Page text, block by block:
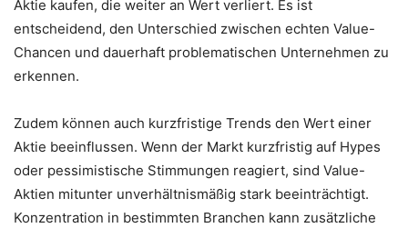
Aktie kaufen, die weiter an Wert verliert. Es ist
entscheidend, den Unterschied zwischen echten Value-
Chancen und dauerhaft problematischen Unternehmen zu
erkennen.
Zudem können auch kurzfristige Trends den Wert einer
Aktie beeinflussen. Wenn der Markt kurzfristig auf Hypes
oder pessimistische Stimmungen reagiert, sind Value-
Aktien mitunter unverhältnismäßig stark beeinträchtigt.
Konzentration in bestimmten Branchen kann zusätzliche